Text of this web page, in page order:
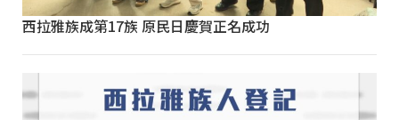
西拉雅族成第17族 原民日慶賀正名成功